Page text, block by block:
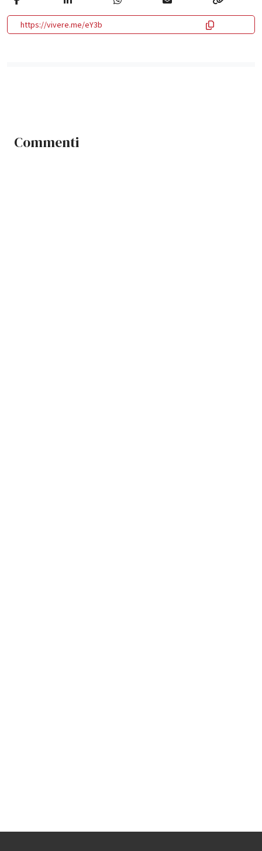
https://vivere.me/eY3b
Commenti